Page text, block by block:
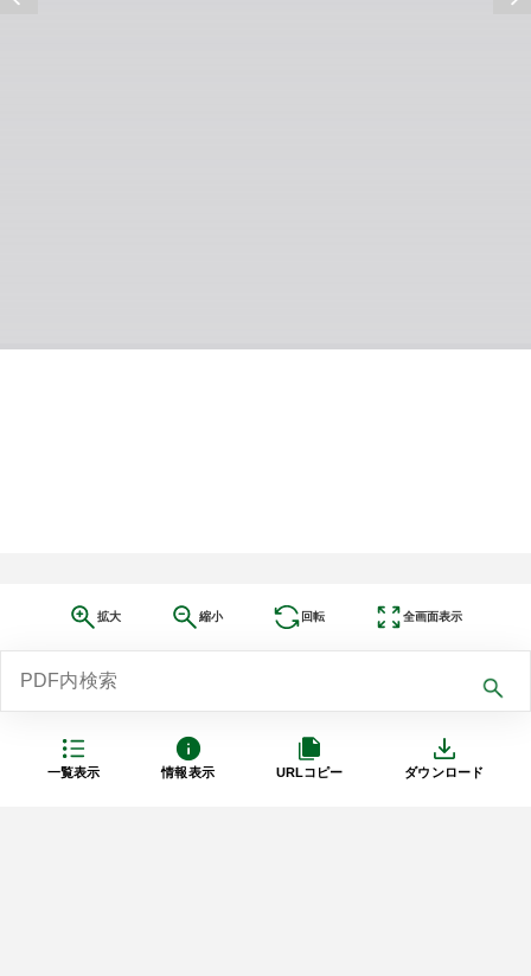
一覧表示 情報表示 URLコピー ダウンロード
拡大 縮小 回転 全画面表示